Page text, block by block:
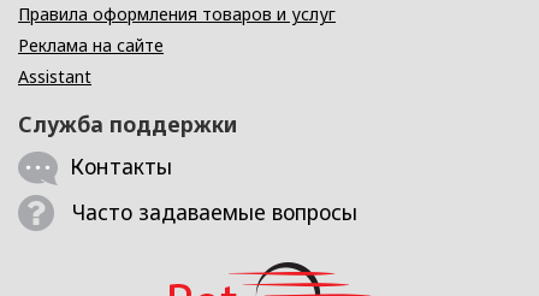
Правила оформления товаров и услуг
Реклама на сайте
Assistant
Служба поддержки
Контакты
Часто задаваемые вопросы